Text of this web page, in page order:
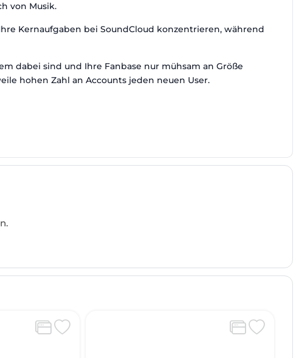
von Musik.
Kernaufgaben bei SoundCloud konzentrieren, während
dabei sind und Ihre Fanbase nur mühsam an Größe
hohen Zahl an Accounts jeden neuen User.